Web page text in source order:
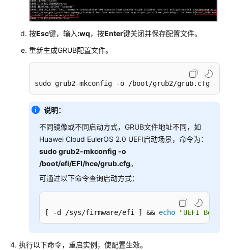
与
配
ECS
选
型
弹
性
云
服
务
配
置
按Esc键，输入:wq，按Enter键关闭并保存配置文件。
重新生成GRUB配置文件。
sudo grub2-mkconfig -o /boot/grub2/grub.cfg
说明：
不同镜像或不同启动方式，GRUB文件地址不同，如
Huawei Cloud EulerOS 2.0 UEFI启动场景，命令为：
sudo grub2-mkconfig -o
/boot/efi/EFI/hce/grub.cfg。
可通过以下命令查询启动方式：
[ -d /sys/firmware/efi ] && echo "UEFI Boot
执行以下命令，重启实例，使配置生效。